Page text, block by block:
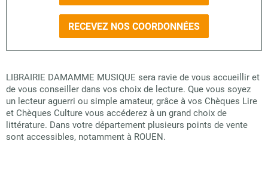
RECEVEZ NOS COORDONNÉES
LIBRAIRIE DAMAMME MUSIQUE sera ravie de vous accueillir et
de vous conseiller dans vos choix de lecture. Que vous soyez
un lecteur aguerri ou simple amateur, grâce à vos Chèques Lire
et Chèques Culture vous accéderez à un grand choix de
littérature. Dans votre département plusieurs points de vente
sont accessibles, notamment à ROUEN.